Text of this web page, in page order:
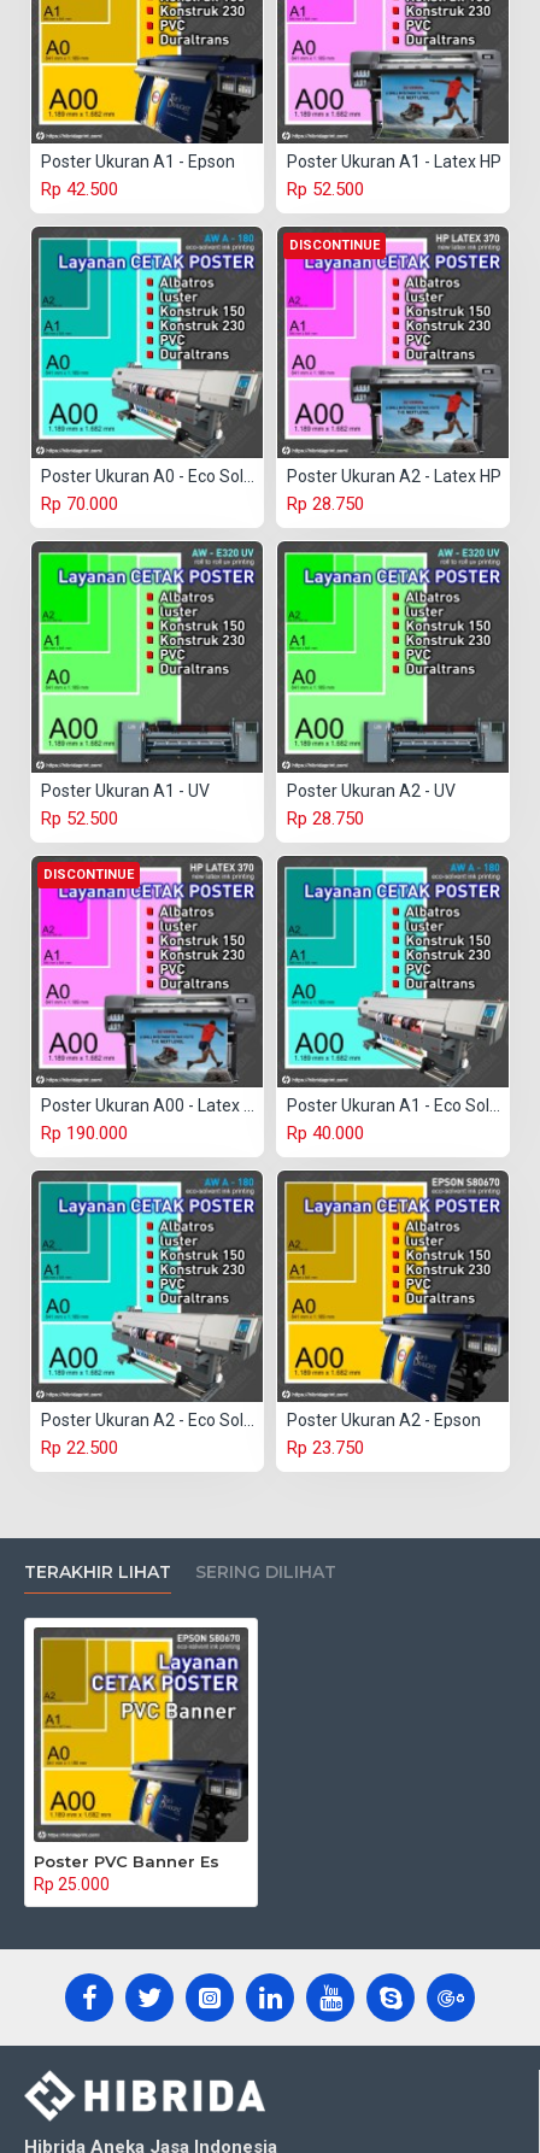
Poster Ukuran A1 - Epson
Rp 42.500
Poster Ukuran A1 - Latex HP
Rp 52.500
Rp 70.000
DISCONTINUE
Poster Ukuran A2 - Latex HP
Rp 28.750
Poster Ukuran A1 - UV
Rp 52.500
Poster Ukuran A2 - UV
Rp 28.750
DISCONTINUE
Rp 190.000 Rp 40.000
Rp 22.500
Poster Ukuran A2 - Epson
Rp 23.750
TERAKHIR LIHAT SERING DILIHAT
Poster PVC Banner Es
Rp 25.000
Hibrida Aneka Jasa Indonesia